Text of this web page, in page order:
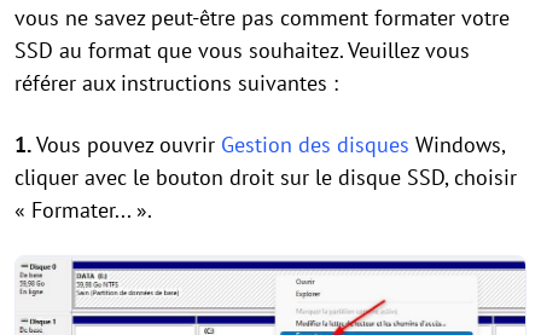
vous ne savez peut-être pas comment formater votre
SSD au format que vous souhaitez. Veuillez vous
référer aux instructions suivantes :
1.Vous pouvez ouvrir Gestion des disques Windows,
cliquer avec le bouton droit sur le disque SSD, choisir
« Formater... ».